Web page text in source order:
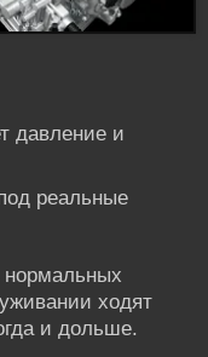
давление и
реальные
нормальных
ходят
и дольше.